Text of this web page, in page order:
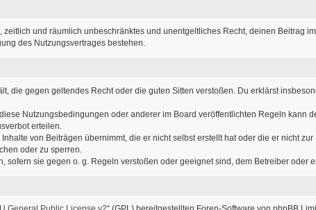
und räumlich unbeschränktes und unentgeltliches Recht, deinen Beitrag
des Nutzungsvertrages bestehen.
die gegen geltendes Recht oder die guten Sitten verstoßen. Du erklärst
Nutzungsbedingungen oder anderer im Board veröffentlichten Regeln kann
erteilen.
von Beiträgen übernimmt, die er nicht selbst erstellt hat oder die er nicht
oder zu sperren.
sie gegen o. g. Regeln verstoßen oder geeignet sind, dem Betreiber oder